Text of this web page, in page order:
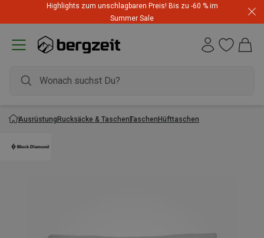
Highlights zum unschlagbaren Preis! Bis zu -60 % im
Summer Sale
AusrüstungRucksäcke & TaschenTaschenHüfttaschen